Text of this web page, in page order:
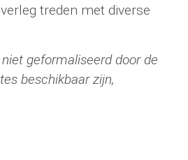
treden met diverse
geformaliseerd door de
beschikbaar zijn,